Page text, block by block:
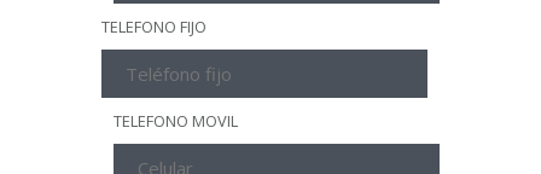
TELEFONO FIJO
TELEFONO MOVIL